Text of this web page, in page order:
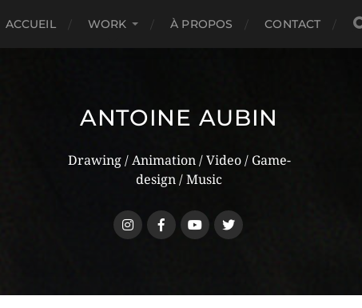
ACCUEIL WORK À PROPOS CONTACT
ANTOINE AUBIN
Drawing / Animation / Video / Game-
design / Music